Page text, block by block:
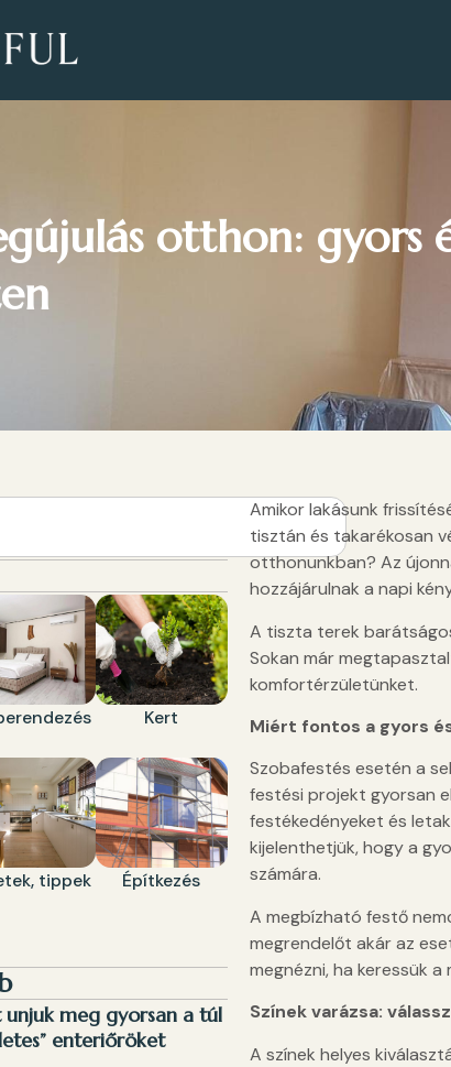
otthon: gyors
Kert
tippek Építkezés
meg gyorsan a túl
enteriőröket
Amikor lakásunk
tisztán és takarékosan
otthonunkban? Az
hozzájárulnak a napi
A tiszta terek
Sokan már
komfortérzületünket.
Miért fontos a gyors
Szobafestés esetén a
festési projekt gyorsan
festékedényeket és
kijelenthetjük, hogy a
számára.
A megbízható festő
megrendelőt akár az
megnézni, ha keressük
Színek varázsa:
A színek helyes